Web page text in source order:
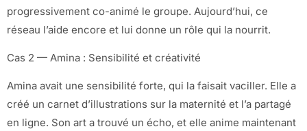
progressivement co-animé le groupe. Aujourd’hui, ce
réseau l’aide encore et lui donne un rôle qui la nourrit.
Cas 2 — Amina : Sensibilité et créativité
Amina avait une sensibilité forte, qui la faisait vaciller. Elle a
créé un carnet d’illustrations sur la maternité et l’a partagé
en ligne. Son art a trouvé un écho, et elle anime maintenant